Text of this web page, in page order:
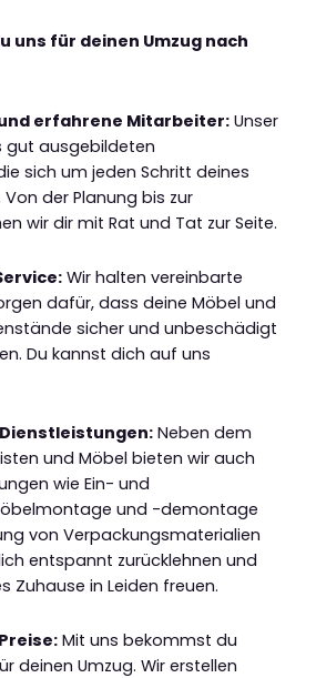
uns für deinen Umzug nach
erfahrene Mitarbeiter: Unser
gut ausgebildeten
sich um jeden Schritt deines
der Planung bis zur
wir dir mit Rat und Tat zur Seite.
Wir halten vereinbarte
dafür, dass deine Möbel und
sicher und unbeschädigt
Du kannst dich auf uns
Neben dem
und Möbel bieten wir auch
wie Ein- und
und -demontage
von Verpackungsmaterialien
entspannt zurücklehnen und
Zuhause in Leiden freuen.
Mit uns bekommst du
deinen Umzug. Wir erstellen